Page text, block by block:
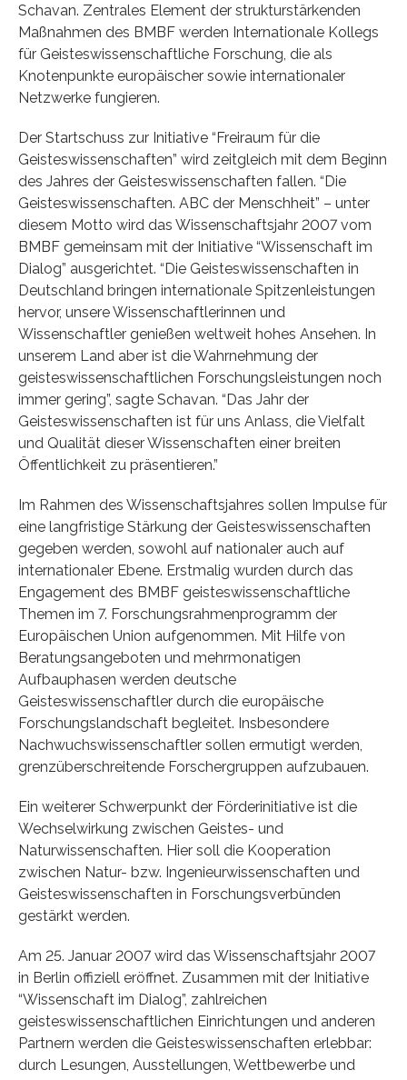
Schavan. Zentrales Element der strukturstärkenden
Maßnahmen des BMBF werden Internationale Kollegs
für Geisteswissenschaftliche Forschung, die als
Knotenpunkte europäischer sowie internationaler
Netzwerke fungieren.
Der Startschuss zur Initiative “Freiraum für die
Geisteswissenschaften” wird zeitgleich mit dem Beginn
des Jahres der Geisteswissenschaften fallen. “Die
Geisteswissenschaften. ABC der Menschheit” – unter
diesem Motto wird das Wissenschaftsjahr 2007 vom
BMBF gemeinsam mit der Initiative “Wissenschaft im
Dialog” ausgerichtet. “Die Geisteswissenschaften in
Deutschland bringen internationale Spitzenleistungen
hervor, unsere Wissenschaftlerinnen und
Wissenschaftler genießen weltweit hohes Ansehen. In
unserem Land aber ist die Wahrnehmung der
geisteswissenschaftlichen Forschungsleistungen noch
immer gering”, sagte Schavan. “Das Jahr der
Geisteswissenschaften ist für uns Anlass, die Vielfalt
und Qualität dieser Wissenschaften einer breiten
Öffentlichkeit zu präsentieren.”
Im Rahmen des Wissenschaftsjahres sollen Impulse für
eine langfristige Stärkung der Geisteswissenschaften
gegeben werden, sowohl auf nationaler auch auf
internationaler Ebene. Erstmalig wurden durch das
Engagement des BMBF geisteswissenschaftliche
Themen im 7. Forschungsrahmenprogramm der
Europäischen Union aufgenommen. Mit Hilfe von
Beratungsangeboten und mehrmonatigen
Aufbauphasen werden deutsche
Geisteswissenschaftler durch die europäische
Forschungslandschaft begleitet. Insbesondere
Nachwuchswissenschaftler sollen ermutigt werden,
grenzüberschreitende Forschergruppen aufzubauen.
Ein weiterer Schwerpunkt der Förderinitiative ist die
Wechselwirkung zwischen Geistes- und
Naturwissenschaften. Hier soll die Kooperation
zwischen Natur- bzw. Ingenieurwissenschaften und
Geisteswissenschaften in Forschungsverbünden
gestärkt werden.
Am 25. Januar 2007 wird das Wissenschaftsjahr 2007
in Berlin offiziell eröffnet. Zusammen mit der Initiative
“Wissenschaft im Dialog”, zahlreichen
geisteswissenschaftlichen Einrichtungen und anderen
Partnern werden die Geisteswissenschaften erlebbar:
durch Lesungen, Ausstellungen, Wettbewerbe und